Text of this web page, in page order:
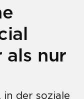
als nur
der soziale